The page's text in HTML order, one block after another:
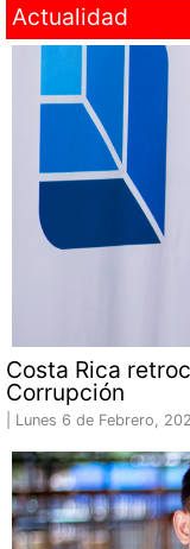
Actualidad
Costa Rica
Corrupción
Lunes 6 de Febrero,